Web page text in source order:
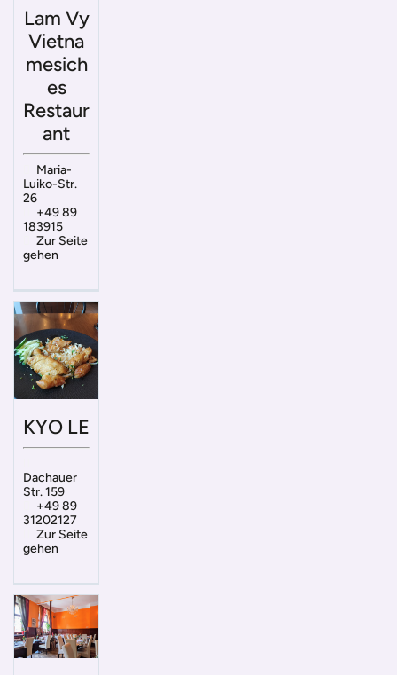
Lam Vy
Vietna
mesich
es
Restaur
ant
Maria-
Luiko-Str.
26
+49 89
183915
Zur Seite
gehen
KYO LE
Dachauer
Str. 159
+49 89
31202127
Zur Seite
gehen